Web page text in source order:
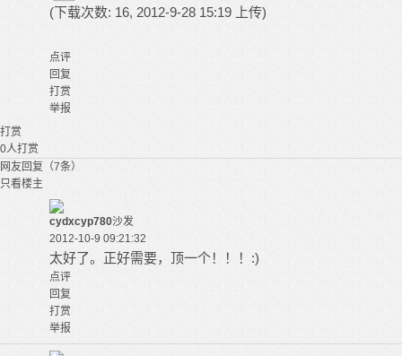
(下载次数: 16, 2012-9-28 15:19 上传)
点评
回复
打赏
举报
打赏
0人打赏
网友回复（7条）
只看楼主
cydxcyp780沙发
2012-10-9 09:21:32
太好了。正好需要，顶一个！！！:)
点评
回复
打赏
举报